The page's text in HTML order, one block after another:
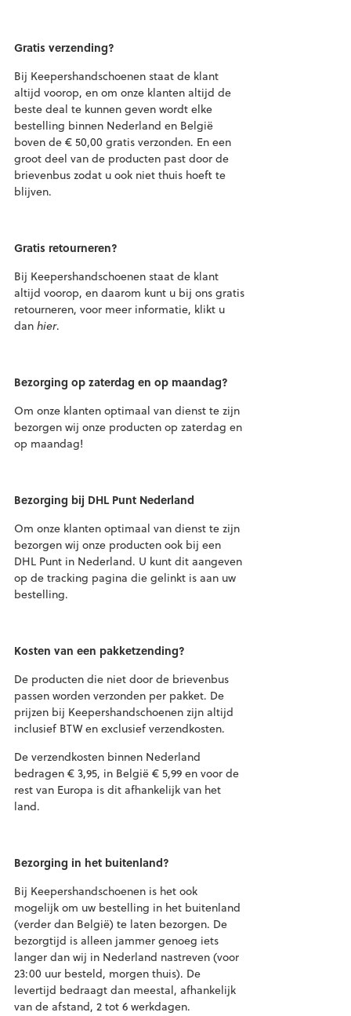
Gratis verzending?
Bij Keepershandschoenen staat de klant
altijd voorop, en om onze klanten altijd de
beste deal te kunnen geven wordt elke
bestelling binnen Nederland en België
boven de € 50,00 gratis verzonden. En een
groot deel van de producten past door de
brievenbus zodat u ook niet thuis hoeft te
blijven.
Gratis retourneren?
Bij Keepershandschoenen staat de klant
altijd voorop, en daarom kunt u bij ons gratis
retourneren, voor meer informatie, klikt u
danhier.
Bezorging op zaterdag en op maandag?
Om onze klanten optimaal van dienst te zijn
bezorgen wij onze producten op zaterdag en
op maandag!
Bezorging bij DHL Punt Nederland
Om onze klanten optimaal van dienst te zijn
bezorgen wij onze producten ook bij een
DHL Punt in Nederland. U kunt dit aangeven
op de tracking pagina die gelinkt is aan uw
bestelling.
Kosten van een pakketzending?
De producten die niet door de brievenbus
passen worden verzonden per pakket. De
prijzen bij Keepershandschoenen zijn altijd
inclusief BTW en exclusief verzendkosten.
De verzendkosten binnen Nederland
bedragen € 3,95, in België € 5,99 en voor de
rest van Europa is dit afhankelijk van het
land.
Bezorging in het buitenland?
Bij Keepershandschoenen is het ook
mogelijk om uw bestelling in het buitenland
(verder dan België) te laten bezorgen. De
bezorgtijd is alleen jammer genoeg iets
langer dan wij in Nederland nastreven (voor
23:00 uur besteld, morgen thuis). De
levertijd bedraagt dan meestal, afhankelijk
van de afstand, 2 tot 6 werkdagen.